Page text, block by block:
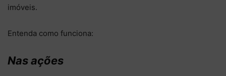
imóveis.
Entenda como funciona:
Nas ações